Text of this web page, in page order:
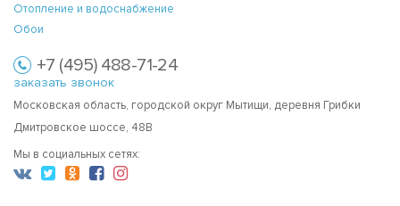
Отопление и водоснабжение
Обои
+7 (495) 488-71-24
заказать звонок
Московская область, городской округ Мытищи, деревня Грибки
Дмитровское шоссе, 48В
Мы в социальных сетях: